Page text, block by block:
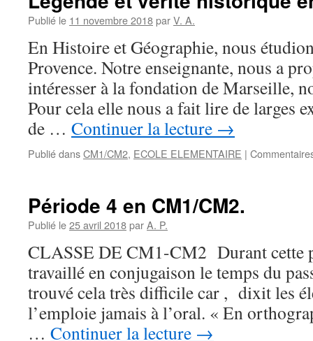
Publié le 11 novembre 2018parV. A.
En Histoire et Géographie, nous
Provence. Notre enseignante, nous a
intéresser à la fondation de Marseille,
Pour cela elle nous a fait lire de larges
de … Continuer la lecture →
Publié dansCM1/CM2, ECOLE ELEMENTAIRE |
Période 4 en CM1/CM2.
Publié le25 avril 2018parA. P.
CLASSE DE CM1-CM2 Durant cette
travaillé en conjugaison le temps du
trouvé cela très difficile car , dixit les
l’emploie jamais à l’oral. « En
… Continuer la lecture →